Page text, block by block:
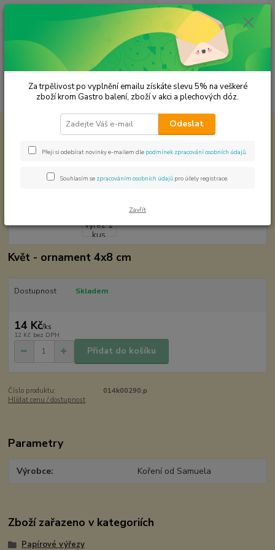
Menu
Hledat
ks
za 0,00 Kč
Papírové výřezy Papírový výřez 1 kus
Papírový výřez 1 kus
Květ - ornament 4x8 cm
Dostupnost Skladem
14 Kč/ks
12 Kč bez DPH
Přidat do košíku
Číslo produktu:
014k00290.p
Hlídat cenu / dostupnost
Parametry
Výrobce Koření od Samuela
Zboží zařazeno v kategoriích
Papírové výřezy
Za trpělivost po vyplnění emailu získáte slevu 5% na veškeré
zboží krom Gastro balení, zboží v akci a plechových dóz.
Odeslat
Přeji si odebírat novinky e-mailem dle podmínek zpracování osobních údajů
Souhlasím se zpracováním osobních údajů pro účely registrace.
Zavřít